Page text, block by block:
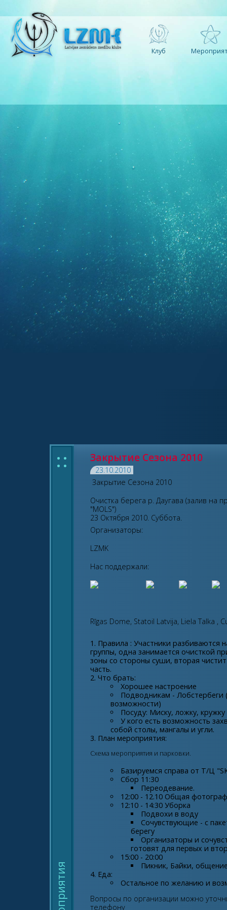
Клуб
: : Закрытие Сезона 2010
23.10.2010
Закрытие Сезона 2010
Очистка берега р. Даугава (залив на
"MOLS")
23 Октября 2010. Суббота.
Организаторы:
LZMK
Нас поддержали:
Rīgas Dome, Statoil Latvija, Liela Talka ,
Правила : Участники разбиваются
группы, одна занимается очисткой
зоны со стороны суши, вторая
часть.
Что брать:
Хорошее настроение
Подводникам - Лобстербеги
возможности)
Посуду: Миску, ложку, кружку
У кого есть возможность
собой столы, мангалы и угли.
План мероприятия:
Схема мероприятия и парковки.
Базируемся справа от Т/Ц
Сбор 11:30
Переодевание.
12:00 - 12.10 Общая
12:10 - 14:30 Уборка
Подвохи в воду
Сочувствующие - с
берегу
Организаторы и
готовят для первых и
15:00 - 20:00
Пикник, Байки,
Еда:
Остальное по желанию и
Вопросы по организации можно
телефону